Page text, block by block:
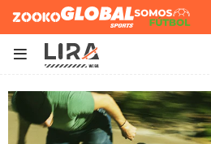
Zooko Global Sports
Somos
Futbol
